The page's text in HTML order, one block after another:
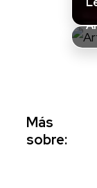
Más
sobre: